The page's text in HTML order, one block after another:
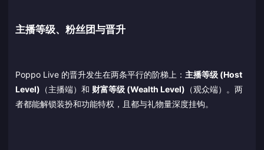
主播等级、粉丝团与晋升
Poppo Live 的晋升发生在两条平行的阶梯上： 主播等级 (Host
Level) （主播端）和 财富等级 (Wealth Level) （观众端）。两
者都能解锁装扮和功能特权，且都与礼物量深度挂钩。